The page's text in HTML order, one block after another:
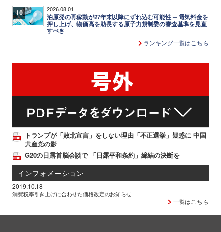
10 2026.08.01
泊原発の再稼動が27年末以降にずれ込む可能性 ─ 電気料金を
押し上げ、物価高を助長する原子力規制委の審査基準を見直
すべき
ランキング一覧はこちら
トランプが「敗北宣言」をしない理由「不正選挙」疑惑に 中国
共産党の影
G20の日露首脳会談で 「日露平和条約」締結の決断を
インフォメーション
2019.10.18
消費税率引き上げに合わせた価格改定のお知らせ
一覧はこちら